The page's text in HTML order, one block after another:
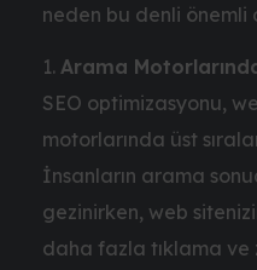
neden bu denli önemli
Arama
SEO optimizasyonu,
motorlarında üst
İnsanların arama
gezinirken, web
daha fazla tıklama ve